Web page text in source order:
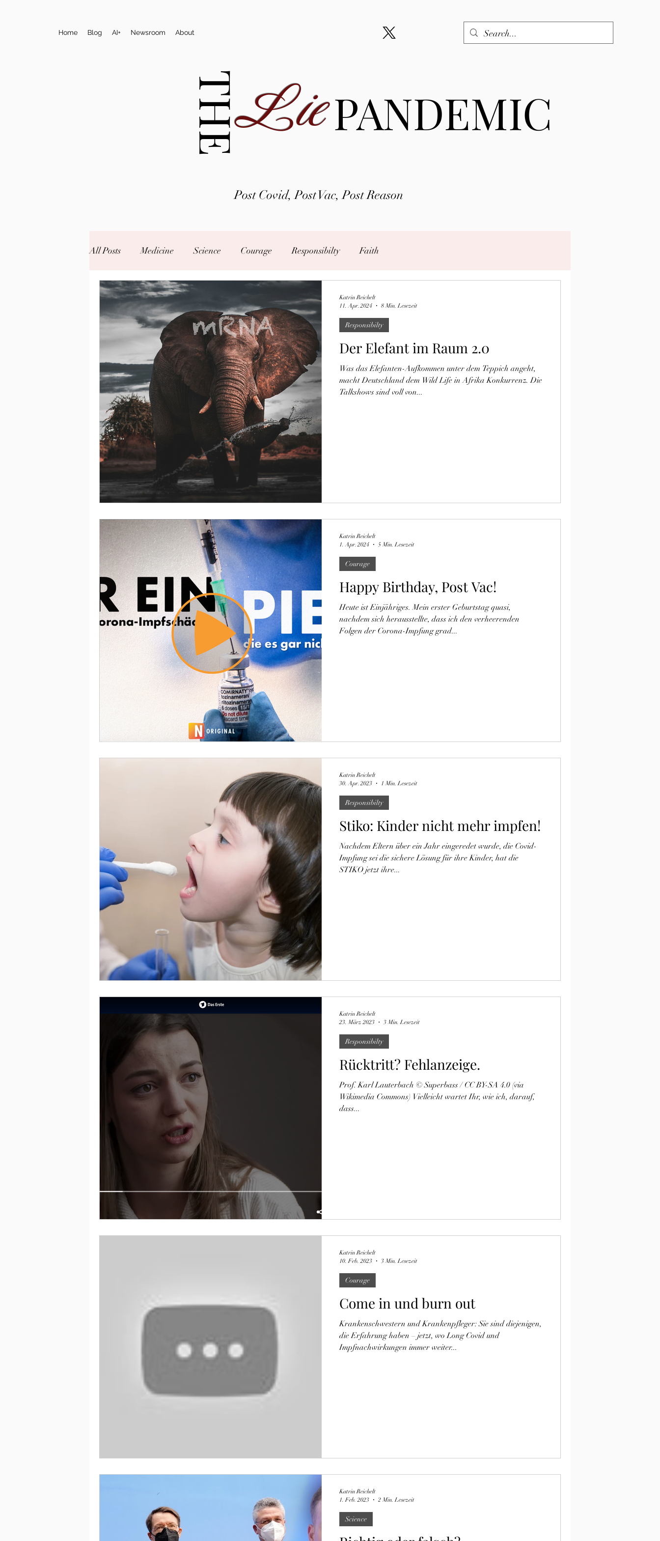
Home Blog AI+ Newsroom About
THELiePANDEMIC
Post Covid, Post Vac, Post Reason
All Posts Medicine Science Courage Responsibilty Faith
Der Elefant im Raum 2.0
Was das Elefanten-Aufkommen unter dem Teppich angeht,
macht Deutschland dem Wild Life in Afrika Konkurrenz. Die
Talkshows sind voll von...
Responsibilty
Katrin Reichelt
11. Apr. 2024
8 Min. Lesezeit
Happy Birthday, Post Vac!
Heute ist Einjähriges. Mein erster Geburtstag quasi,
nachdem sich herausstellte, dass ich den verheerenden
Folgen der Corona-Impfung grad...
Courage
Katrin Reichelt
1. Apr. 2024
5 Min. Lesezeit
Stiko: Kinder nicht mehr impfen!
Nachdem Eltern über ein Jahr eingeredet wurde, die Covid-
Impfung sei die sichere Lösung für ihre Kinder, hat die
STIKO jetzt ihre...
Responsibilty
Katrin Reichelt
30. Apr. 2023
1 Min. Lesezeit
Rücktritt? Fehlanzeige.
Prof. Karl Lauterbach © Superbass / CC BY-SA 4.0 (via
Wikimedia Commons) Vielleicht wartet Ihr, wie ich, darauf,
dass...
Responsibilty
Katrin Reichelt
23. März 2023
3 Min. Lesezeit
Come in und burn out
Krankenschwestern und Krankenpfleger: Sie sind diejenigen,
die Erfahrung haben – jetzt, wo Long Covid und
Impfnachwirkungen immer weiter...
Courage
Katrin Reichelt
10. Feb. 2023
3 Min. Lesezeit
Science
Katrin Reichelt
1. Feb. 2023
2 Min. Lesezeit